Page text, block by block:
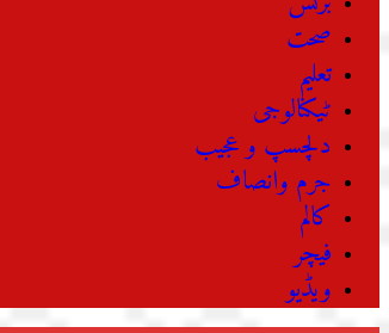
صحت
تعلیم
ٹیکنالوجی
دلچسپ و عجیب
جرم وانصاف
کالم
فیچر
ویڈیو